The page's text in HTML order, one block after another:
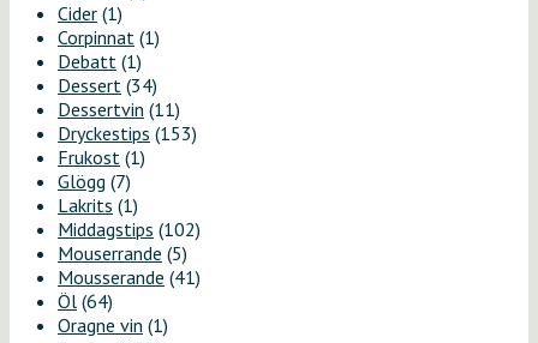
Cider (1)
Corpinnat (1)
Debatt (1)
Dessert (34)
Dessertvin (11)
Dryckestips (153)
Frukost (1)
Glögg (7)
Lakrits (1)
Middagstips (102)
Mouserrande (5)
Mousserande (41)
Öl (64)
Oragne vin (1)